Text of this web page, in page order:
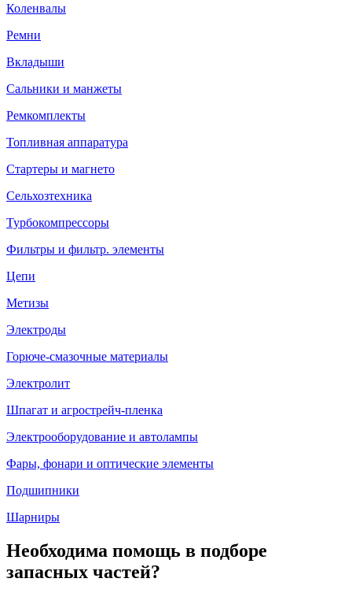
Коленвалы
Ремни
Вкладыши
Сальники и манжеты
Ремкомплекты
Топливная аппаратура
Стартеры и магнето
Сельхозтехника
Турбокомпрессоры
Фильтры и фильтр. элементы
Цепи
Метизы
Электроды
Горюче-смазочные материалы
Электролит
Шпагат и агрострейч-пленка
Электрооборудование и автолампы
Фары, фонари и оптические элементы
Подшипники
Шарниры
Необходима помощь в подборе
запасных частей?